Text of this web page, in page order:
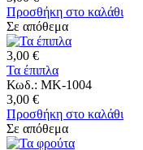
Προσθήκη στο καλάθι
Σε απόθεμα
3,00 €
Τα έπιπλα
Κωδ.: MK-1004
3,00 €
Προσθήκη στο καλάθι
Σε απόθεμα